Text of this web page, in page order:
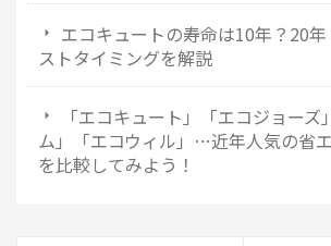
エコキュートの寿命は10年？20
ストタイミングを解説
「エコキュート」「エコジョーズ
ム」「エコウィル」…近年人気の省
を比較してみよう！